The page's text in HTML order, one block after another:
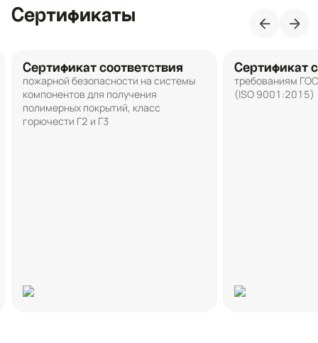
Сертификаты
Сертификат соответствия
пожарной безопасности на системы
компонентов для получения
полимерных покрытий, класс
горючести Г2 и Г3
Сертификат
требованиям
(ISO 9001:2015)